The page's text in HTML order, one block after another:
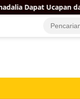
dan Harapan Dari